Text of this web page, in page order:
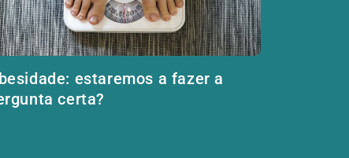
estaremos a fazer a
certa?